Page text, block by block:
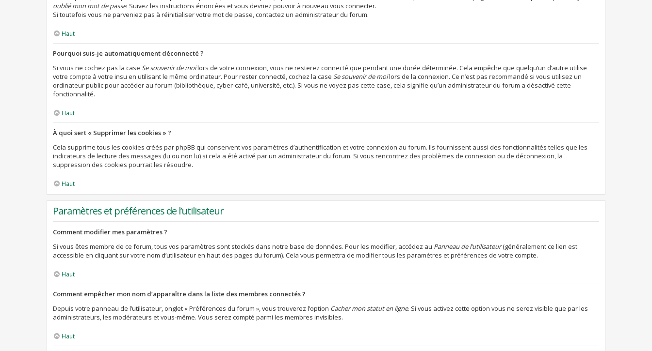
oublié mon mot de passe. Suivez les instructions énoncées et vous devriez pouvoir à nouveau vous connecter.
Si toutefois vous ne parveniez pas à réinitialiser votre mot de passe, contactez un administrateur du forum.
Haut
Pourquoi suis-je automatiquement déconnecté ?
Si vous ne cochez pas la case Se souvenir de moilors de votre connexion, vous ne resterez connecté que pendant une durée déterminée. Cela empêche que quelqu’un d’autre utilise
votre compte à votre insu en utilisant le même ordinateur. Pour rester connecté, cochez la case Se souvenir de moilors de la connexion. Ce n’est pas recommandé si vous utilisez un
ordinateur public pour accéder au forum (bibliothèque, cyber-café, université, etc.). Si vous ne voyez pas cette case, cela signifie qu’un administrateur du forum a désactivé cette
fonctionnalité.
Haut
À quoi sert « Supprimer les cookies » ?
Cela supprime tous les cookies créés par phpBB qui conservent vos paramètres d’authentification et votre connexion au forum. Ils fournissent aussi des fonctionnalités telles que les
indicateurs de lecture des messages (lu ou non lu) si cela a été activé par un administrateur du forum. Si vous rencontrez des problèmes de connexion ou de déconnexion, la
suppression des cookies pourrait les résoudre.
Haut
Paramètres et préférences de l’utilisateur
Comment modifier mes paramètres ?
Si vous êtes membre de ce forum, tous vos paramètres sont stockés dans notre base de données. Pour les modifier, accédez au Panneau de l’utilisateur(généralement ce lien est
accessible en cliquant sur votre nom d’utilisateur en haut des pages du forum). Cela vous permettra de modifier tous les paramètres et préférences de votre compte.
Haut
Comment empêcher mon nom d’apparaître dans la liste des membres connectés ?
Depuis votre panneau de l’utilisateur, onglet « Préférences du forum », vous trouverez l’option Cacher mon statut en ligne. Si vous activez cette option vous ne serez visible que par les
administrateurs, les modérateurs et vous-même. Vous serez compté parmi les membres invisibles.
Haut